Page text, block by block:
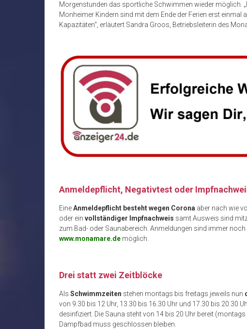
Morgenstunden das sportliche Schwimmen wieder möglich.
Monheimer Kindern sind mit dem Ende der Ferien erst
Kapazitäten“, erläutert Sandra Groos, Betriebsleiterin des
Anmeldepflicht, Negativtest oder
EineAnmeldepflicht besteht wegen Corona aber nach wie
oder ein vollständiger Impfnachweis samt Ausweis sind
zum Bad- oder Saunabereich. Anmeldungen sind immer
www.monamare.de möglich.
Drei statt zwei Zeitblöcke
Als Schwimmzeiten stehen montags bis freitags jeweils nun
von 9.30 bis 12 Uhr, 13.30 bis 16.30 Uhr und 17.30 bis 20.30
desinfiziert. Die Sauna steht von 14 bis 20 Uhr bereit
Dampfbad muss geschlossen bleiben.